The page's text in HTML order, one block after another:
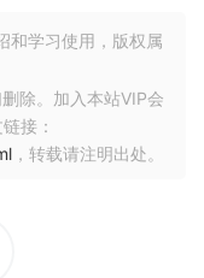
和学习使用，版权属
除。加入本站VIP会
接：
，转载请注明出处。